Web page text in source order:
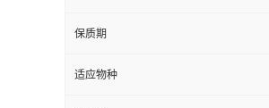
保质期
适应物种